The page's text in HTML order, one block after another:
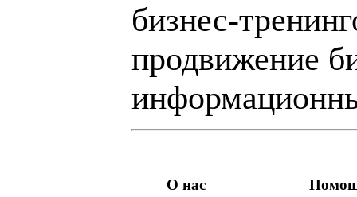
бизнес-
продвижение
О нас